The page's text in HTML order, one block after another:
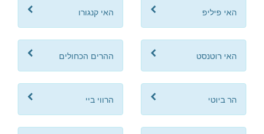
האי פיליפ האי קנגורו
האי רוטנסט ההרים הכחולים
הר ביוטי הרווי ביי